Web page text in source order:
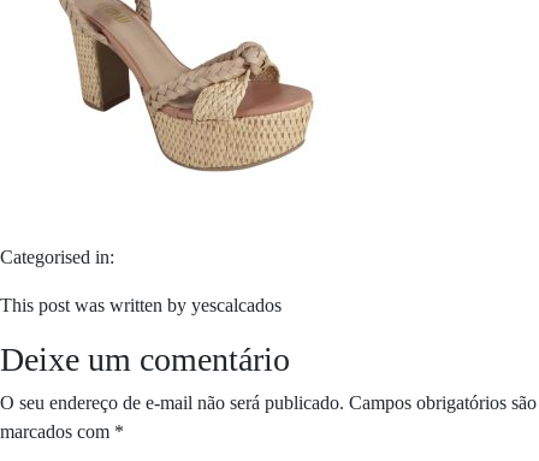
Categorised in:
This post was written by yescalcados
Deixe um comentário
O seu endereço de e-mail não será publicado. Campos obrigatórios são
marcados com *